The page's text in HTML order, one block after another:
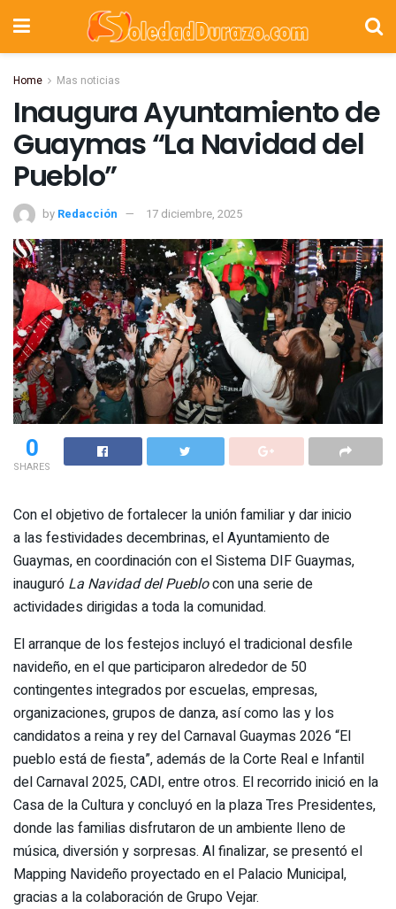
Home Mas noticias
Inaugura Ayuntamiento de
Guaymas “La Navidad del
Pueblo”
by Redacción 17 diciembre, 2025
0
SHARES
Con el objetivo de fortalecer la unión familiar y dar inicio
a las festividades decembrinas, el Ayuntamiento de
Guaymas, en coordinación con el Sistema DIF Guaymas,
inauguró La Navidad del Pueblocon una serie de
actividades dirigidas a toda la comunidad.
El arranque de los festejos incluyó el tradicional desfile
navideño, en el que participaron alrededor de 50
contingentes integrados por escuelas, empresas,
organizaciones, grupos de danza, así como las y los
candidatos a reina y rey del Carnaval Guaymas 2026 “El
pueblo está de fiesta”, además de la Corte Real e Infantil
del Carnaval 2025, CADI, entre otros. El recorrido inició en la
Casa de la Cultura y concluyó en la plaza Tres Presidentes,
donde las familias disfrutaron de un ambiente lleno de
música, diversión y sorpresas. Al finalizar, se presentó el
Mapping Navideño proyectado en el Palacio Municipal,
gracias a la colaboración de Grupo Vejar.